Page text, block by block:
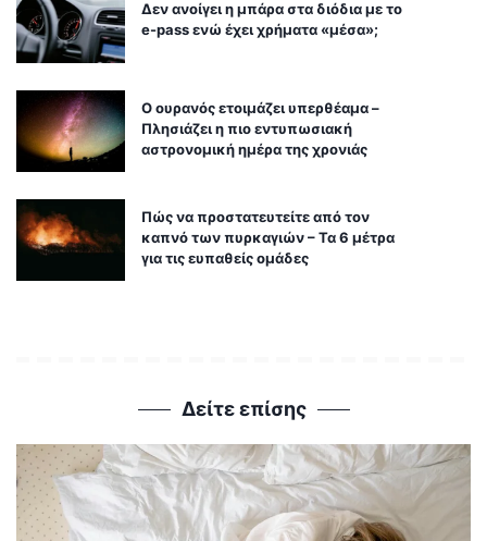
Δεν ανοίγει η μπάρα στα διόδια με το
e-pass ενώ έχει χρήματα «μέσα»;
Ο ουρανός ετοιμάζει υπερθέαμα –
Πλησιάζει η πιο εντυπωσιακή
αστρονομική ημέρα της χρονιάς
Πώς να προστατευτείτε από τον
καπνό των πυρκαγιών – Τα 6 μέτρα
για τις ευπαθείς ομάδες
Δείτε επίσης